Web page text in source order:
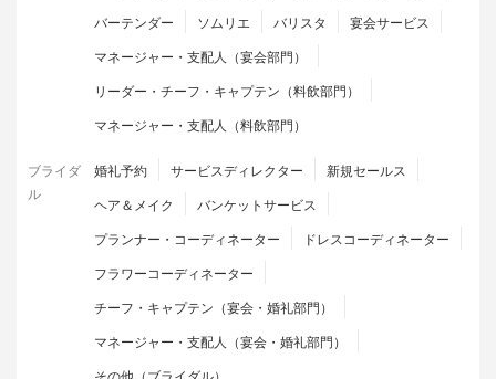
バーテンダー
ソムリエ バリスタ
宴会サービス
マネージャー・支配人（宴会部門）
リーダー・チーフ・キャプテン（料飲部門）
マネージャー・支配人（料飲部門）
ブライダ
ル
婚礼予約 サービスディレクター
新規セールス
ヘア＆メイク
バンケットサービス
プランナー・コーディネーター
ドレスコーディネーター
フラワーコーディネーター
チーフ・キャプテン（宴会・婚礼部門）
マネージャー・支配人（宴会・婚礼部門）